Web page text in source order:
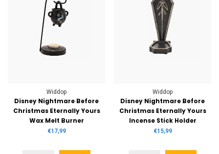
Widdop
Disney Nightmare Before
Christmas Eternally Yours
Wax Melt Burner
€17,99
Widdop
Disney Nightmare Before
Christmas Eternally Yours
Incense Stick Holder
€15,99